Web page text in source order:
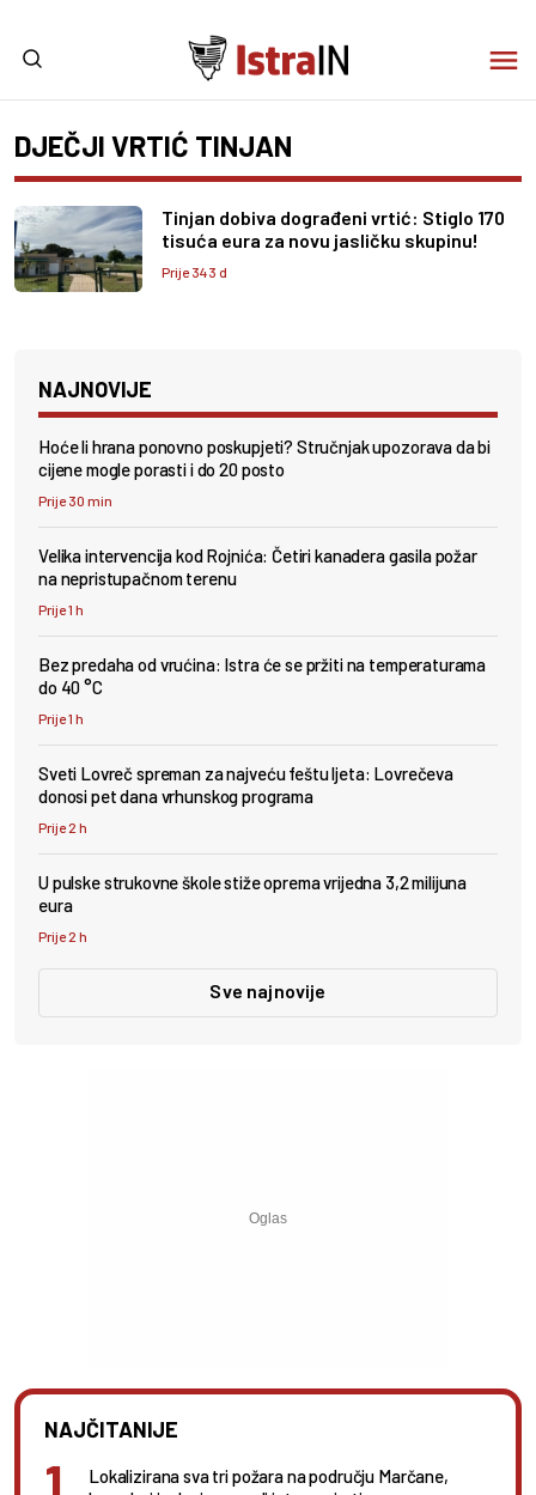
DJEČJI VRTIĆ TINJAN
Tinjan dobiva dograđeni vrtić: Stiglo 170
tisuća eura za novu jasličku skupinu!
Prije 343 d
NAJNOVIJE
Hoće li hrana ponovno poskupjeti? Stručnjak upozorava da bi
cijene mogle porasti i do 20 posto
Prije 30 min
Velika intervencija kod Rojnića: Četiri kanadera gasila požar
na nepristupačnom terenu
Prije 1 h
Bez predaha od vrućina: Istra će se pržiti na temperaturama
do 40 °C
Prije 1 h
Sveti Lovreč spreman za najveću feštu ljeta: Lovrečeva
donosi pet dana vrhunskog programa
Prije 2 h
U pulske strukovne škole stiže oprema vrijedna 3,2 milijuna
eura
Prije 2 h
Sve najnovije
NAJČITANIJE
Lokalizirana sva tri požara na području Marčane,